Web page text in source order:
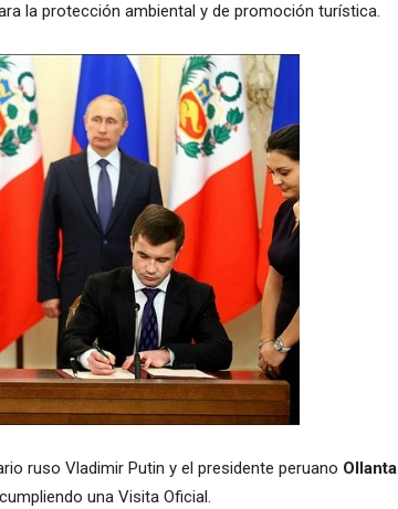
la protección ambiental y de promoción turística.
ruso Vladimir Putin y el presidente peruano Ollanta
una Visita Oficial.